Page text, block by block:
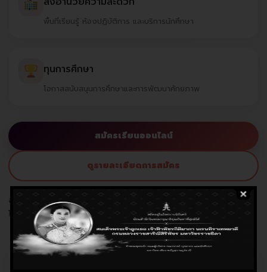
พื้นที่เรียนรู้ ห้องปฏิบัติการ และบริการนักศึกษา
ทุนการศึกษา
โอกาสสนับสนุนการศึกษาและการพัฒนาศักยภาพ
สมัครเรียนออนไลน์
ดูรายละเอียดการสมัคร
สอบถามข้อมูลการสมัครเรียน
โทร. 077-913357 | อีเมล info@sru.ac.th